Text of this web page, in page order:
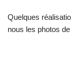
Quelques
nous les photos